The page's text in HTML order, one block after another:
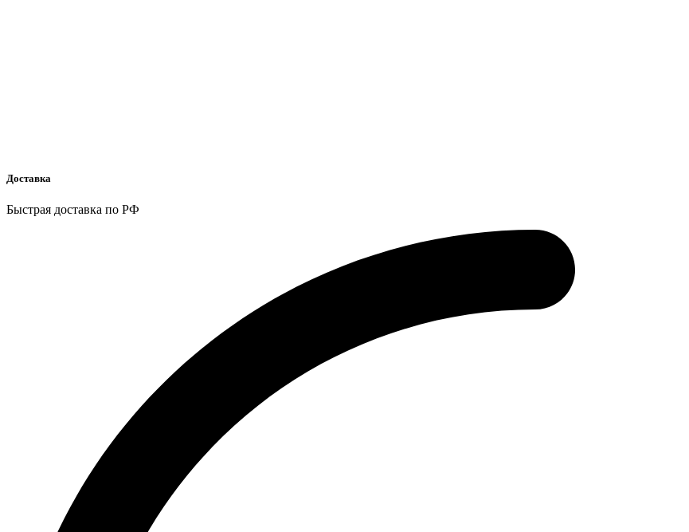
Доставка
Быстрая доставка по РФ